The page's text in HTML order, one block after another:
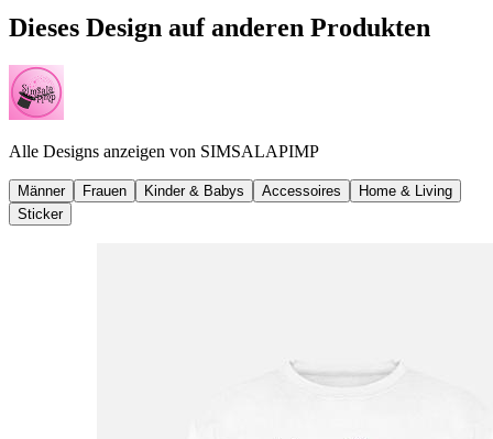
Dieses Design auf anderen Produkten
Alle Designs anzeigen von SIMSALAPIMP
Männer Frauen Kinder & Babys Accessoires
Home & Living
Sticker